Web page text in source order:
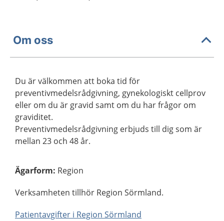
Om oss
Du är välkommen att boka tid för
preventivmedelsrådgivning, gynekologiskt cellprov
eller om du är gravid samt om du har frågor om
graviditet.
Preventivmedelsrådgivning erbjuds till dig som är
mellan 23 och 48 år.
Ägarform: Region
Verksamheten tillhör Region Sörmland.
Patientavgifter i Region Sörmland